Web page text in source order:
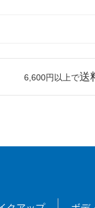
6,600円以上で送